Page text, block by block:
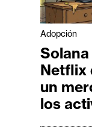
Adopción
Netflix
un
los